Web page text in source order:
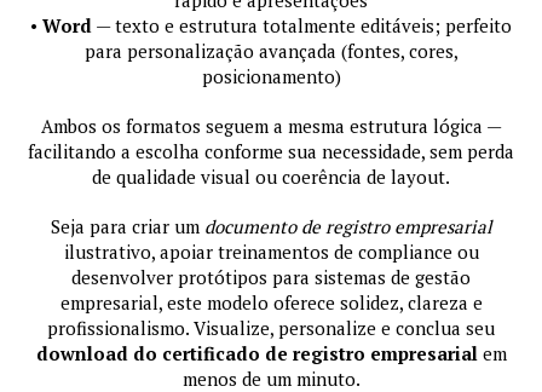
• Word — texto e estrutura totalmente editáveis; perfeito
para personalização avançada (fontes, cores,
posicionamento)
Ambos os formatos seguem a mesma estrutura lógica —
facilitando a escolha conforme sua necessidade, sem perda
de qualidade visual ou coerência de layout.
Seja para criar um documento de registro empresarial
ilustrativo, apoiar treinamentos de compliance ou
desenvolver protótipos para sistemas de gestão
empresarial, este modelo oferece solidez, clareza e
profissionalismo. Visualize, personalize e conclua seu
download do certificado de registro empresarial em
menos de um minuto.